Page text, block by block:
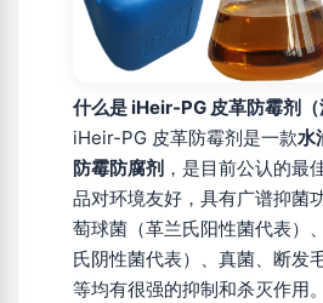
什么是 iHeir-PG 皮革防霉剂（
iHeir-PG 皮革防霉剂是一款水
防霉防腐剂 ，是目前公认的最
品对环境友好，具有广谱抑菌
萄球菌（革兰氏阳性菌代表）
氏阴性菌代表）、真菌、断发
等均有很强的抑制和杀灭作用